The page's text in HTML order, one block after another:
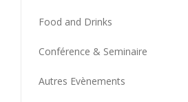
Food and Drinks
Conférence & Seminaire
Autres Evènements